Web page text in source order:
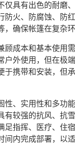
仅具有出色的耐磨
防火、防腐蚀、防
，确保帐篷在复杂
顾成本和基本使用
户外使用，但在极
于携带和安装，但
性、实用性和多功
有较强的抗风、抗
足指挥、医疗、住
间内完成部署，以